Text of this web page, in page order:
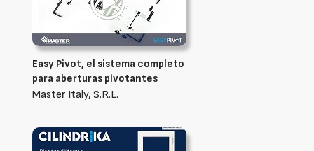
Easy Pivot, el sistema completo
para aberturas pivotantes
Master Italy, S.R.L.